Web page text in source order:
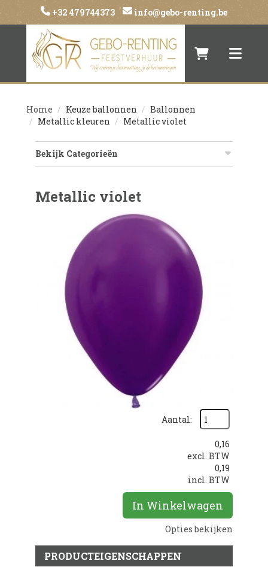
+32 479744373 info@gebo-renting.be
Naar Toggle
Home Keuze ballonnen
Ballonnen
Metallic kleuren
Metallic violet
Bekijk Categorieën
Metallic violet
Aantal:
0,16
excl. BTW
0,19
incl. BTW
In Winkelwagen
Opties bekijken
PRODUCTEIGENSCHAPPEN